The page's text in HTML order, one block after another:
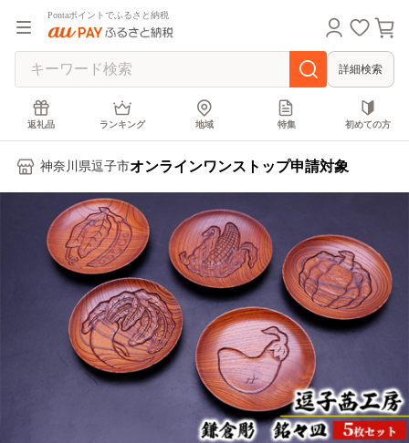
Pontaポイントでふるさと納税
詳細検索
返礼品 ランキング 地域 特集 初めての方
神奈川県逗子市オンラインワンストップ申請対象